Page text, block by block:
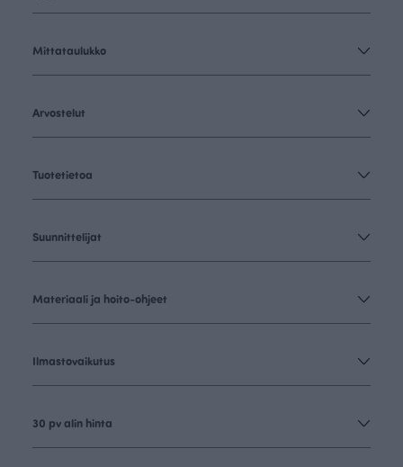
Mittataulukko
Arvostelut
Tuotetietoa
Suunnittelijat
Materiaali ja hoito-ohjeet
Ilmastovaikutus
30 pv alin hinta